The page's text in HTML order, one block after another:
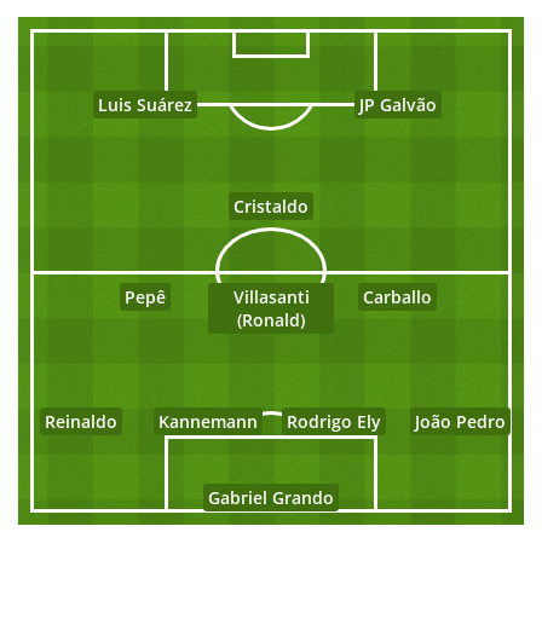
Luis Suárez JP Galvão
Cristaldo
Pepê
Villasanti
(Ronald)
Carballo
Reinaldo Kannemann Rodrigo Ely João Pedro
Gabriel Grando